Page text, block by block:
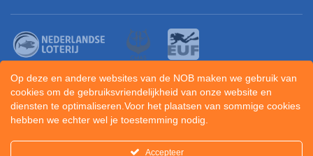
Sportunity
Op deze en andere websites van de NOB maken we gebruik van
cookies om de gebruiksvriendelijkheid van onze website en
diensten te optimaliseren.Voor het plaatsen van sommige cookies
hebben we echter wel je toestemming nodig.
Accepteer